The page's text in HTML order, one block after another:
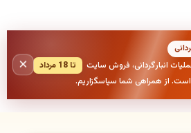
انبارگردانی، فروش سایت
تا 18 مرداد
است. از همراهی شما سپاسگزاریم.
×